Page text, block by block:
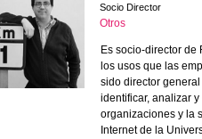
Socio Director
Otros
Es socio-director
los usos que las
sido director
identificar, analizar
organizaciones y la
Internet de la